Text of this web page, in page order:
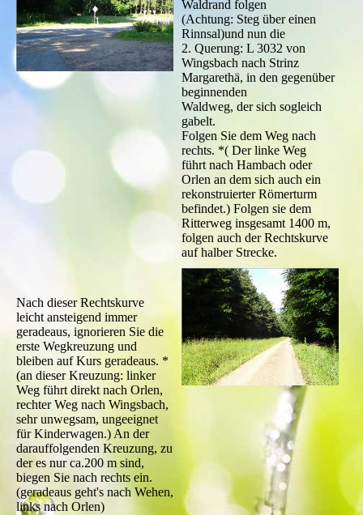
Waldrand folgen
(Achtung: Steg über einen
Rinnsal)und nun die
2. Querung: L 3032 von
Wingsbach nach Strinz
Margarethä, in den gegenüber
beginnenden
Waldweg, der sich sogleich
gabelt.
Folgen Sie dem Weg nach
rechts. *( Der linke Weg
führt nach Hambach oder
Orlen an dem sich auch ein
rekonstruierter Römerturm
befindet.) Folgen sie dem
Ritterweg insgesamt 1400 m,
folgen auch der Rechtskurve
auf halber Strecke.
Nach dieser Rechtskurve
leicht ansteigend immer
geradeaus, ignorieren Sie die
erste Wegkreuzung und
bleiben auf Kurs geradeaus. *
(an dieser Kreuzung: linker
Weg führt direkt nach Orlen,
rechter Weg nach Wingsbach,
sehr unwegsam, ungeeignet
für Kinderwagen.) An der
darauffolgenden Kreuzung, zu
der es nur ca.200 m sind,
biegen Sie nach rechts ein.
(geradeaus geht's nach Wehen,
links nach Orlen)